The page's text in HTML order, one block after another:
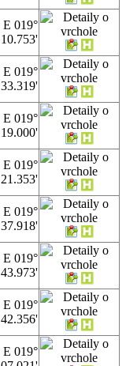
E 019°
10.753'
E 019°
33.319'
E 019°
19.000'
E 019°
21.353'
E 019°
37.918'
E 019°
43.973'
E 019°
42.356'
E 019°